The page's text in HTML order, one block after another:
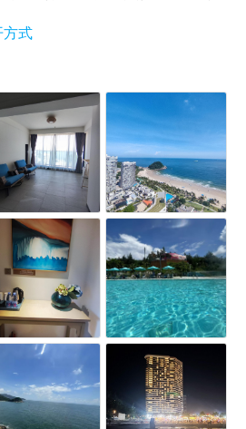
式